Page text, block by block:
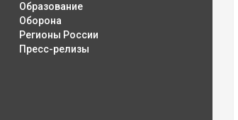
Образование
Оборона
Регионы России
Пресс-релизы